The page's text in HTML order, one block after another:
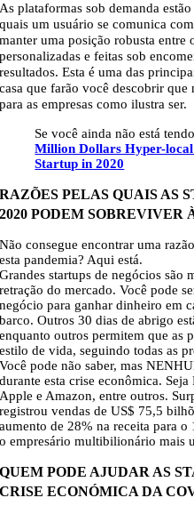
As plataformas sob demanda
quais um usuário se comunica
manter uma posição robusta entre
personalizadas e feitas sob
resultados. Esta é uma das
casa que farão você descobrir que
para as empresas como ilustra ser.
Se você ainda não está
Million Dollars Hyper-local
Startup in 2020
RAZÕES PELAS QUAIS AS
2020 PODEM SOBREVIVER
Não consegue encontrar uma
esta pandemia? Aqui está.
Grandes startups de negócios são
retração do mercado. Você pode
negócio para ganhar dinheiro em
barco. Outros 30 dias de abrigo
enquanto outros permitem que as
estilo de vida, seguindo todas as
Você pode não saber, mas
durante esta crise econômica.
Apple e Amazon, entre outros.
registrou vendas de US$ 75,5
aumento de 28% na receita para
o empresário multibilionário mais
QUEM PODE AJUDAR AS
CRISE ECONÓMICA DA